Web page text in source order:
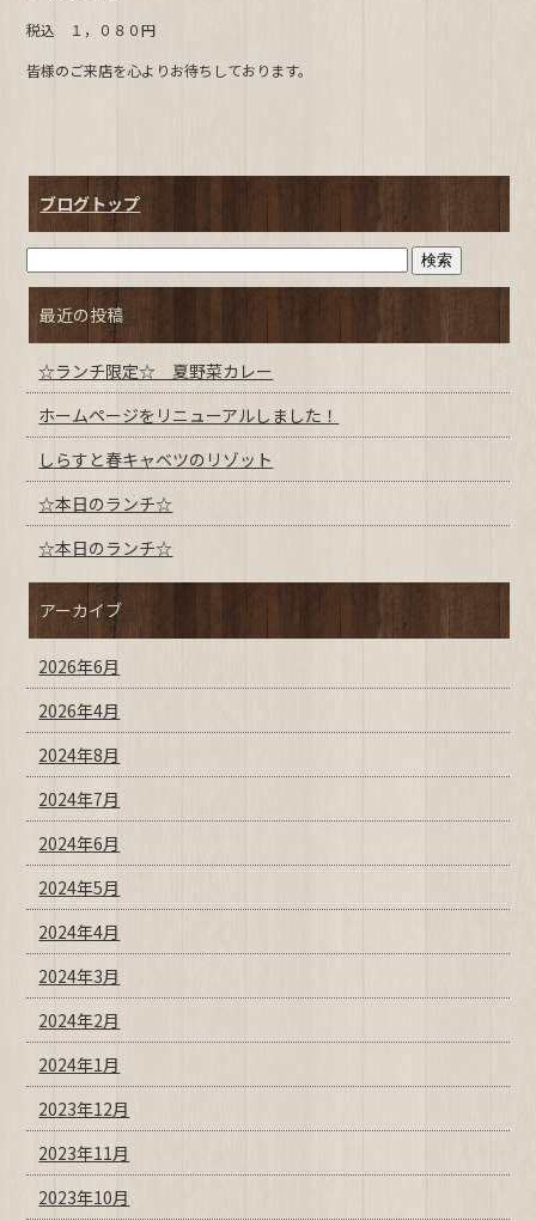
o
k
税込 １，０８０円
皆様のご来店を心よりお待ちしております。
ブログトップ
最近の投稿
☆ランチ限定☆ 夏野菜カレー
ホームページをリニューアルしました！
しらすと春キャベツのリゾット
☆本日のランチ☆
☆本日のランチ☆
アーカイブ
2026年6月
2026年4月
2024年8月
2024年7月
2024年6月
2024年5月
2024年4月
2024年3月
2024年2月
2024年1月
2023年12月
2023年11月
2023年10月